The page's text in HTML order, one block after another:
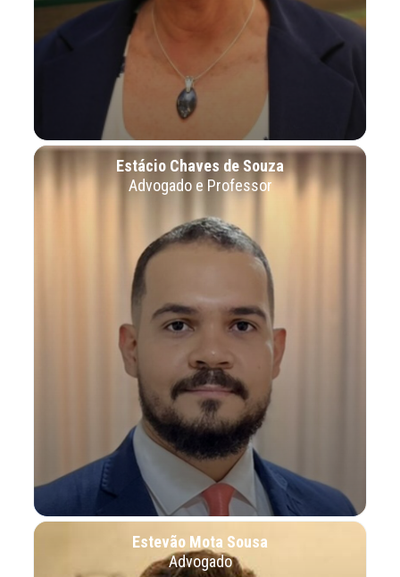
Estácio Chaves de Souza
Advogado e Professor
Estevão Mota Sousa
Advogado